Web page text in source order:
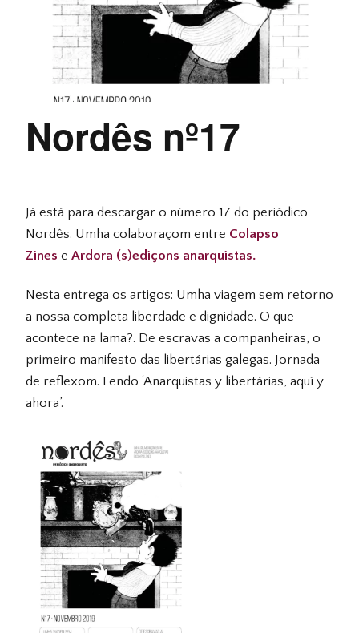
Nordês nº17
Já está para descargar o número 17 do periódico
Nordês. Umha colaboraçom entre Colapso
Zines e Ardora (s)ediçons anarquistas.
Nesta entrega os artigos: Umha viagem sem retorno
a nossa completa liberdade e dignidade. O que
acontece na lama?. De escravas a companheiras, o
primeiro manifesto das libertárias galegas. Jornada
de reflexom. Lendo ‘Anarquistas y libertárias, aquí y
ahora’.